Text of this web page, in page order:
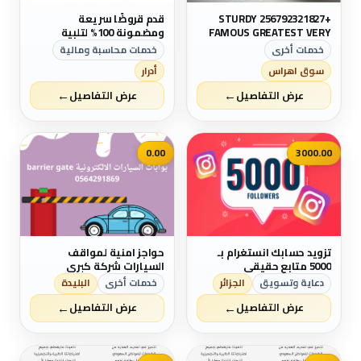
+256792321827 STURDY
FAMOUS GREATEST VERY
CAPABLE MAGIC RING FOR
MONEY LUCK POWER IN
GERMANY MEXICO OMAN
JORDAN VIETNAM MIAMI UK
خدمات أخرى
سوق اهراس
عرض التفاصيل←
قدم قروضًا سريعة
ومضمونة 100% لتلبية
احتياجاتك
خدمات محاسبة ومالية
أدرار
عرض التفاصيل←
3000.00
تزويد حسابك انستغرام بـ
5000 متابع حقيقي
دعاية وتسويق الجزائر
عرض التفاصيل←
0.00
حواجز امنية لمواقف
السيارات شركة كبري
ومتخصصة في التركيب
والصيانة بالمملكة العربية
السعودية
خدمات أخرى البليدة
عرض التفاصيل←